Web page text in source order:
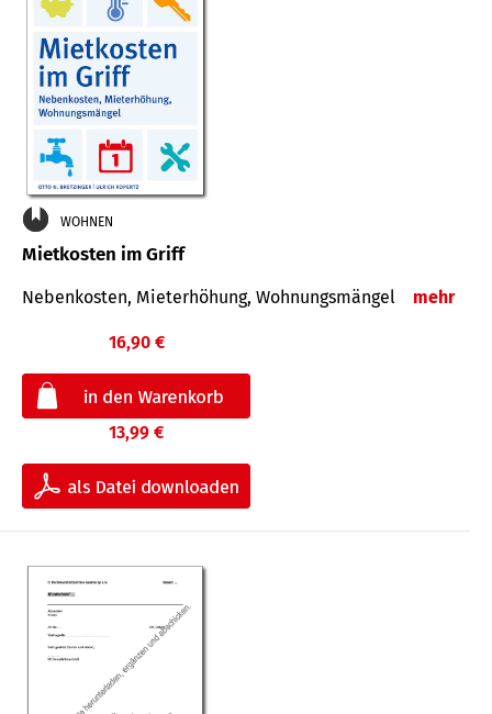
WOHNEN
Mietkosten im Griff
Nebenkosten, Mieterhöhung, Wohnungsmängel mehr
16,90 €
13,99 €